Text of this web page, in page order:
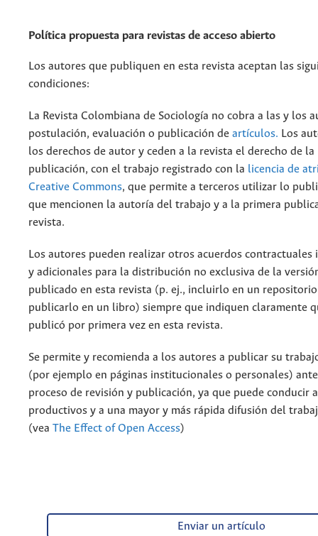
Política propuesta para revistas de acceso abierto
Los autores que publiquen en esta revista aceptan las
condiciones:
La Revista Colombiana de Sociología no cobra a las y los
postulación, evaluación o publicación de artículos. Los
los derechos de autor y ceden a la revista el derecho de la
publicación, con el trabajo registrado con la licencia de
Creative Commons, que permite a terceros utilizar lo
que mencionen la autoría del trabajo y a la primera
revista.
Los autores pueden realizar otros acuerdos contractuales
y adicionales para la distribución no exclusiva de la
publicado en esta revista (p. ej., incluirlo en un
publicarlo en un libro) siempre que indiquen claramente
publicó por primera vez en esta revista.
Se permite y recomienda a los autores a publicar su
(por ejemplo en páginas institucionales o personales)
proceso de revisión y publicación, ya que puede conducir
productivos y a una mayor y más rápida difusión del
(vea The Effect of Open Access)
Enviar un artículo